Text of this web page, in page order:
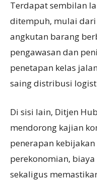
Terdapat sembilan
ditempuh, mulai
angkutan barang
pengawasan dan
penetapan kelas
saing distribusi
Di sisi lain, Ditjen
mendorong kajian
penerapan kebijakan
perekonomian,
sekaligus